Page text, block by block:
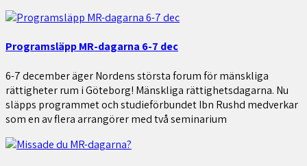
Programsläpp MR-dagarna 6-7 dec
6-7 december äger Nordens största forum för mänskliga
rättigheter rum i Göteborg! Mänskliga rättighetsdagarna. Nu
släpps programmet och studieförbundet Ibn Rushd medverkar
som en av flera arrangörer med två seminarium